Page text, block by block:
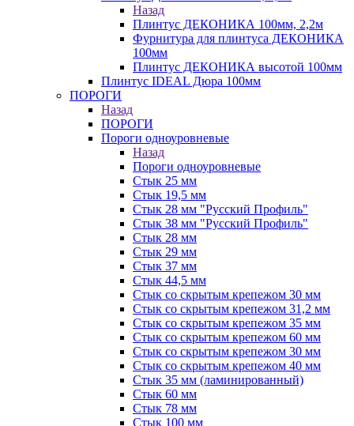
Назад
Плинтус ДЕКОНИКА 100мм, 2,2м
Фурнитура для плинтуса ДЕКОНИКА
100мм
Плинтус ДЕКОНИКА высотой 100мм
Плинтус IDEAL Дюра 100мм
ПОРОГИ
Назад
ПОРОГИ
Пороги одноуровневые
Назад
Пороги одноуровневые
Стык 25 мм
Стык 19,5 мм
Стык 28 мм "Русский Профиль"
Стык 38 мм "Русский Профиль"
Стык 28 мм
Стык 29 мм
Стык 37 мм
Стык 44,5 мм
Стык со скрытым крепежом 30 мм
Стык со скрытым крепежом 31,2 мм
Стык со скрытым крепежом 35 мм
Стык со скрытым крепежом 60 мм
Стык со скрытым крепежом 30 мм
Стык со скрытым крепежом 40 мм
Стык 35 мм (ламинированный)
Стык 60 мм
Стык 78 мм
Стык 100 мм